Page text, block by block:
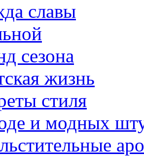
славы
сезона
жизнь
стиля
и модных